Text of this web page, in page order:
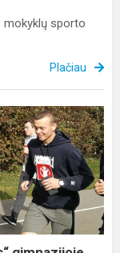
mokyklų sporto
Plačiau